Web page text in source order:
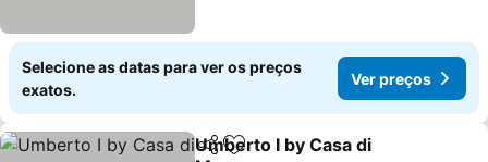
Selecione as datas para ver os preços
exatos.
Ver preços
PartilharAdicionar aos favoritos
Umberto I by Casa di